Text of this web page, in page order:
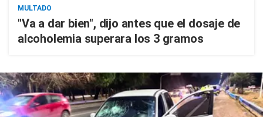
MULTADO
"Va a dar bien", dijo antes que el dosaje de
alcoholemia superara los 3 gramos